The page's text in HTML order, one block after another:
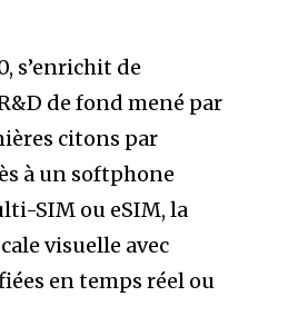
s’enrichit de
de fond mené par
citons par
à un softphone
SIM ou eSIM, la
visuelle avec
en temps réel ou